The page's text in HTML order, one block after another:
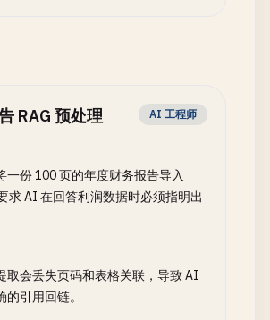
RAG 预处理 AI 工程师
一份 100 页的年度财务报告导入
求 AI 在回答利润数据时必须指明出
取会丢失页码和表格关联，导致 AI
引用回链。